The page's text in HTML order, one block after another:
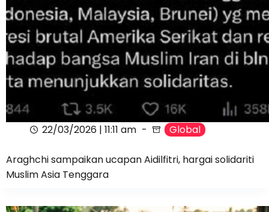
22/03/2026 | 11:11 am Global
Araghchi sampaikan ucapan Aidilfitri, hargai solidariti
Muslim Asia Tenggara